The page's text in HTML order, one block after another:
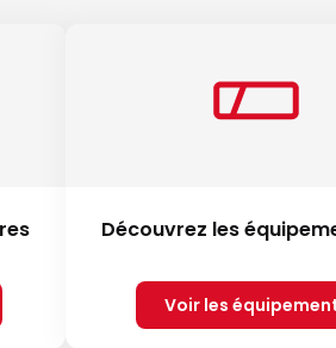
Découvrez les
Voir les